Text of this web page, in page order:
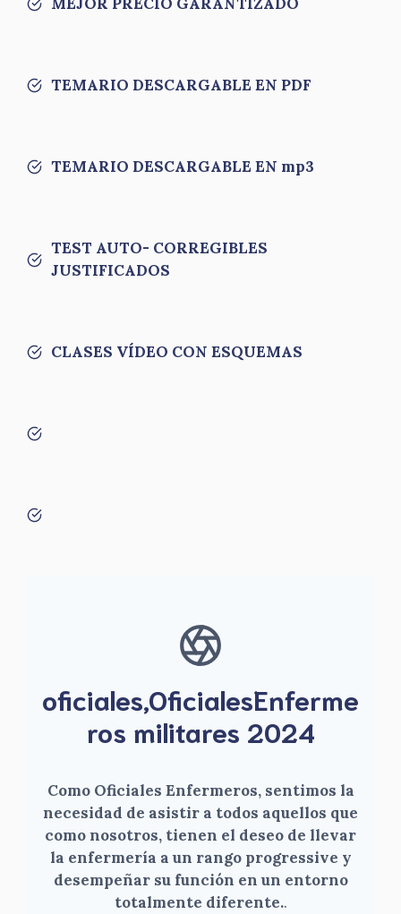
TEMARIO DESCARGABLE EN PDF
TEMARIO DESCARGABLE EN mp3
TEST AUTO- CORREGIBLES
JUSTIFICADOS
CLASES VÍDEO CON ESQUEMAS
oficiales,OficialesEnferme
ros militares 2024
Como Oficiales Enfermeros, sentimos la
necesidad de asistir a todos aquellos que
como nosotros, tienen el deseo de llevar
la enfermería a un rango progressive y
desempeñar su función en un entorno
totalmente diferente..